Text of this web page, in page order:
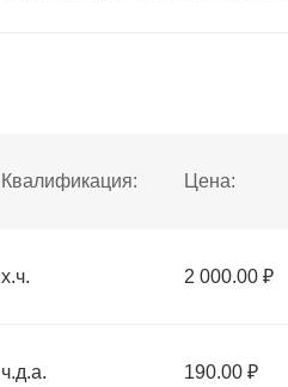
Квалификация: Цена:
х.ч. 2 000.00 ₽
ч.д.а. 190.00 ₽